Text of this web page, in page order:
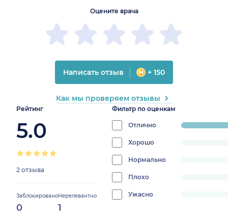
Рейтинг
5.0
2 отзыва
Заблокировано
0
Нерелевантно
1
Фильтр по оценкам
Отлично
progress:
Хорошо
0%
Нормально
0%
Плохо
0%
Ужасно
progress:
Оцените врача
Написать отзыв + 150
Как мы проверяем отзывы